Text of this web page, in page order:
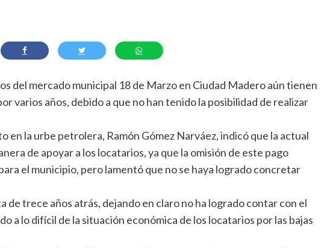
del mercado municipal 18 de Marzo en Ciudad Madero aún tienen
varios años, debido a que no han tenido la posibilidad de realizar
en la urbe petrolera, Ramón Gómez Narváez, indicó que la actual
de apoyar a los locatarios, ya que la omisión de este pago
el municipio, pero lamentó que no se haya logrado concretar
de trece años atrás, dejando en claro no ha logrado contar con el
a lo difícil de la situación económica de los locatarios por las bajas